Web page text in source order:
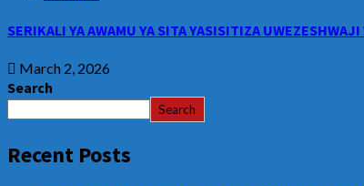
SERIKALI YA AWAMU YA SITA YASISITIZA
March 2, 2026
Search
Search
Recent Posts